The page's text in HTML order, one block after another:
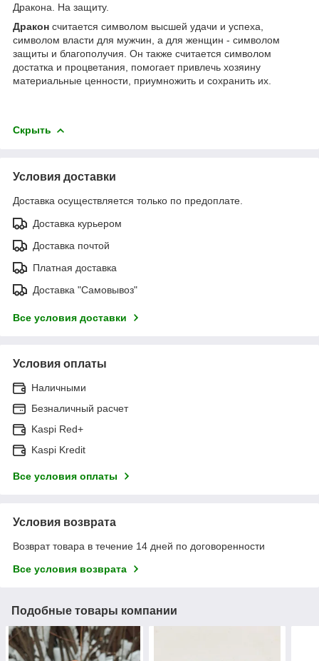
Дракона. На защиту.
Дракон считается символом высшей удачи и успеха,
символом власти для мужчин, а для женщин - символом
защиты и благополучия. Он также считается символом
достатка и процветания, помогает привлечь хозяину
материальные ценности, приумножить и сохранить их.
Скрыть
Условия доставки
Доставка осуществляется только по предоплате.
Доставка курьером
Доставка почтой
Платная доставка
Доставка "Самовывоз"
Все условия доставки
Условия оплаты
Наличными
Безналичный расчет
Kaspi Red+
Kaspi Kredit
Все условия оплаты
Условия возврата
Возврат товара в течение 14 дней по договоренности
Все условия возврата
Подобные товары компании